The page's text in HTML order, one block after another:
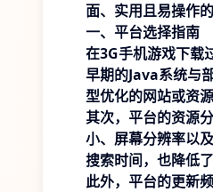
面、实用且易操作
一、平台选择指南
在3G手机游戏下载
早期的Java系统与
型优化的网站或资
其次，平台的资源
小、屏幕分辨率以
搜索时间，也降低
此外，平台的更新